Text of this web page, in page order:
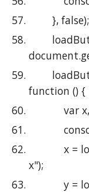
        }, false);
function () {
            x = localStorage.getItem("t-tanaka-
x");
            y = localStorage.getItem("t-tanaka-